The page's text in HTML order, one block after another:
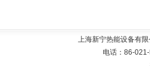
上海新宁热能设备有
电话：86-